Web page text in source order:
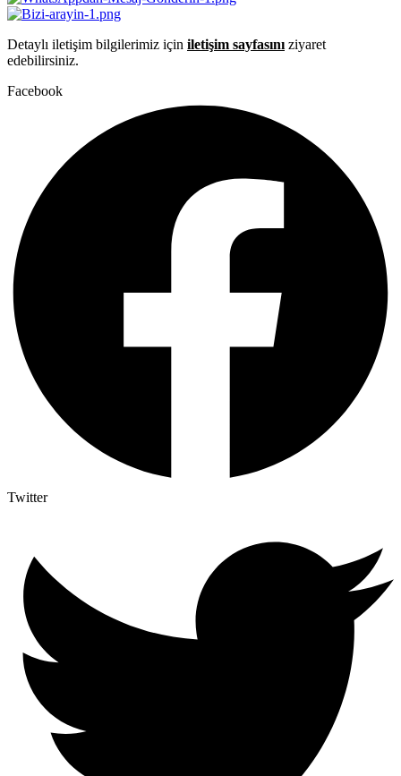
Detaylı iletişim bilgilerimiz için iletişim sayfasını ziyaret
edebilirsiniz.
Facebook
Twitter